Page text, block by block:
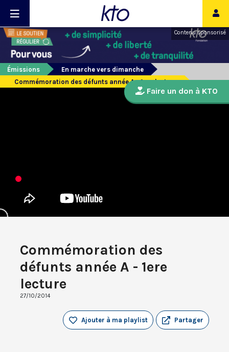
Contenu sponsorisé
Émissions
En marche vers dimanche
Commémoration des défunts année A - 1ere lecture
Commémoration des
défunts année A - 1ere
lecture
27/10/2014
Partager
Ajouter à ma playlist
Faire un don à KTO